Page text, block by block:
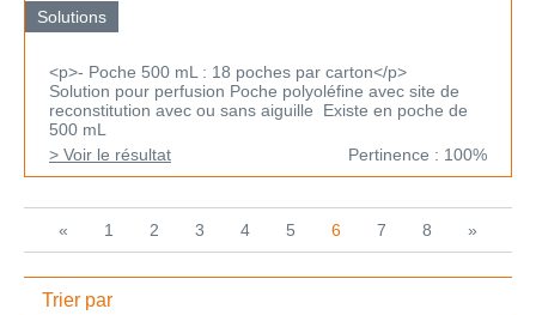
Solutions
<p>- Poche 500 mL : 18 poches par carton</p>
Solution pour perfusion Poche polyoléfine avec site de
reconstitution avec ou sans aiguille Existe en poche de
500 mL
> Voir le résultat
Pertinence : 100%
« 1 2 3 4 5 6 7 8 »
Trier par